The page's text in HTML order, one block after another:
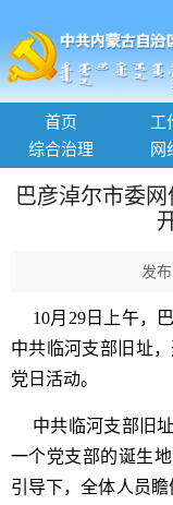
首页 工
综合治理
网
巴彦淖尔市委
发
10月29日上午，
中共临河支部旧址
党日活动。
中共临河支部旧
一个党支部的诞生
引导下，全体人员瞻